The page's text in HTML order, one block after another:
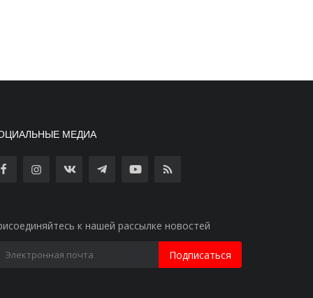
МЕДИА
к нашей рассылке новостей
Подписаться